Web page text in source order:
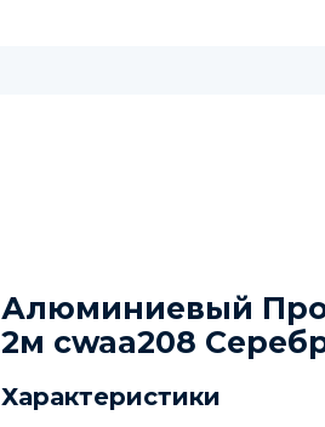
Алюминиевый
2м cwaa208
Характеристики